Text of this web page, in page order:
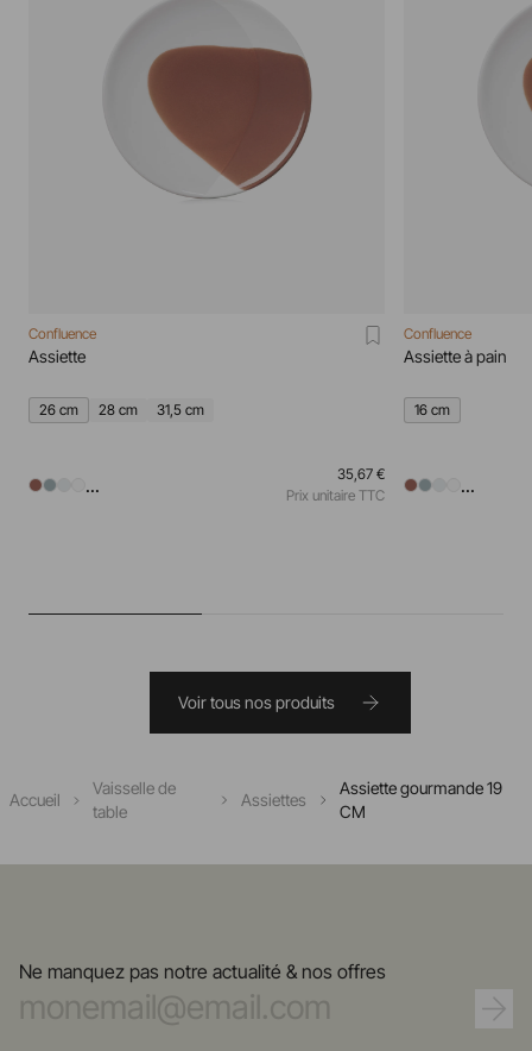
Confluence
Assiette
26 cm 28 cm 31,5 cm
...
35,67 €
Prix unitaire TTC
Confluence
Assiette à pain
16 cm
...
Voir tous nos produits
Accueil
Vaisselle de
table
Assiettes
Assiette gourmande 19
CM
Ne manquez pas notre actualité & nos offres